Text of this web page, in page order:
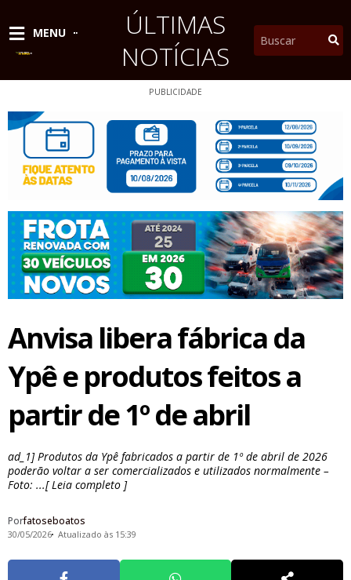
conteúdo
MENU
ÚLTIMAS
NOTÍCIAS
Pesquisar
PUBLICIDADE
Anvisa libera fábrica da
Ypê e produtos feitos a
partir de 1º de abril
ad_1] Produtos da Ypê fabricados a partir de 1º de abril de 2026
poderão voltar a ser comercializados e utilizados normalmente –
Foto: ...[ Leia completo ]
Porfatoseboatos
30/05/2026 Atualizado às 15:39